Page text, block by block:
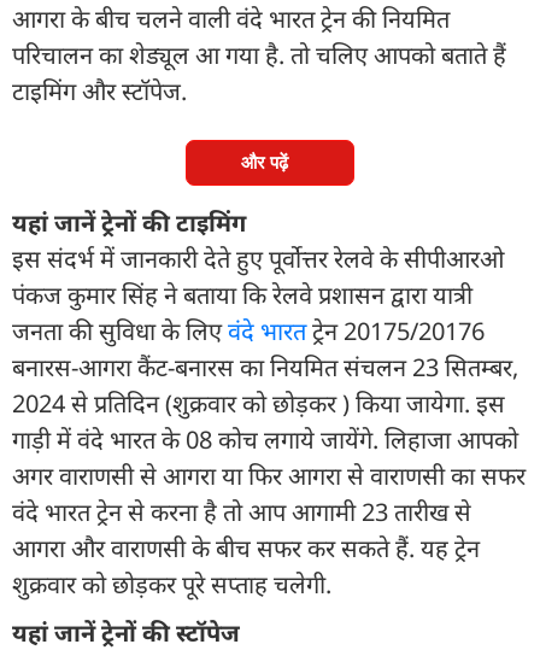
आगरा के बीच चलने वाली वंदे भारत ट्रेन की नियमित
परिचालन का शेड्यूल आ गया है. तो चलिए आपको बताते हैं
टाइमिंग और स्टॉपेज.
और पढ़ें
यहां जानें ट्रेनों की टाइमिंग
इस संदर्भ में जानकारी देते हुए पूर्वोत्तर रेलवे के सीपीआरओ
पंकज कुमार सिंह ने बताया कि रेलवे प्रशासन द्वारा यात्री
जनता की सुविधा के लिएवंदे भारतट्रेन 20175/20176
बनारस-आगरा कैंट-बनारस का नियमित संचलन 23 सितम्बर,
2024 से प्रतिदिन (शुक्रवार को छोड़कर ) किया जायेगा. इस
गाड़ी में वंदे भारत के 08 कोच लगाये जायेंगे. लिहाजा आपको
अगर वाराणसी से आगरा या फिर आगरा से वाराणसी का सफर
वंदे भारत ट्रेन से करना है तो आप आगामी 23 तारीख से
आगरा और वाराणसी के बीच सफर कर सकते हैं. यह ट्रेन
शुक्रवार को छोड़कर पूरे सप्ताह चलेगी.
यहां जानें ट्रेनों की स्टॉपेज